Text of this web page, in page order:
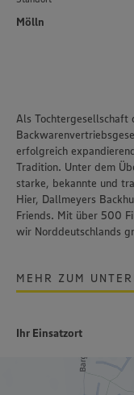
Mölln
Als Tochtergesellschaft
erfolgreich
Tradition. Unter dem
starke, bekannte und
Hier, Dallmeyers
Friends. Mit über 500
wir Norddeutschlands
MEHR ZUM
Ihr Einsatzort